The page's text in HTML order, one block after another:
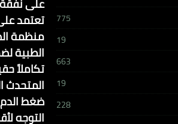
775
19
663
19
228
تعتمد
منظمة
الطبية
تكاملاً
المتحدث
ضغط الدم
التوجه